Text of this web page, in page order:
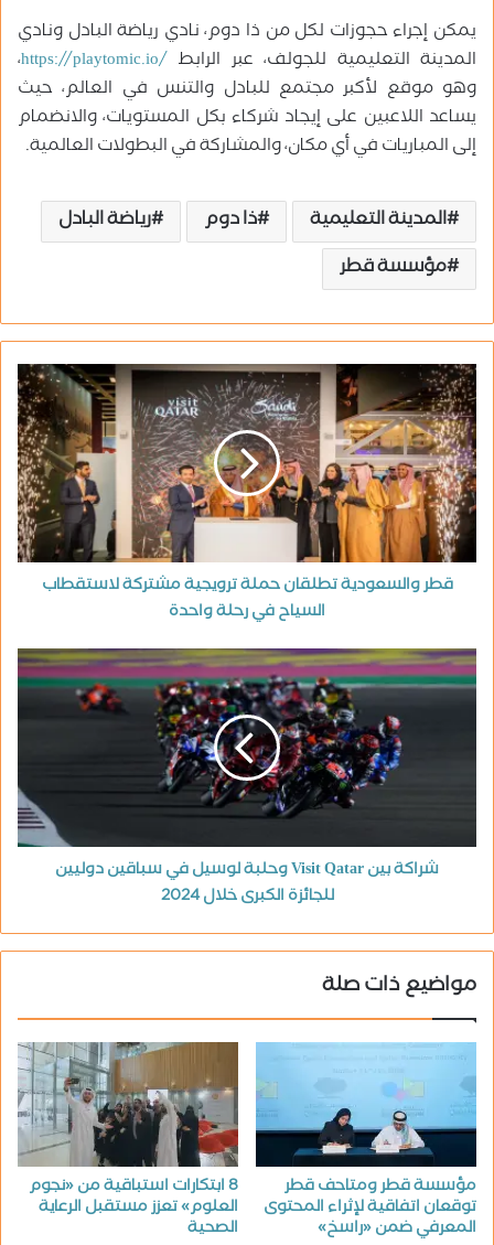
يمكن إجراء حجوزات لكل من ذا دوم، نادي رياضة البادل ونادي
المدينة التعليمية للجولف، عبر الرابط https://playtomic.io/،
وهو موقع لأكبر مجتمع للبادل والتنس في العالم، حيث
يساعد اللاعبين على إيجاد شركاء بكل المستويات، والانضمام
إلى المباريات في أي مكان، والمشاركة في البطولات العالمية.
المدينة التعليمية ذا دوم
رياضة البادل
مؤسسة قطر
قطر والسعودية تطلقان حملة ترويجية مشتركة لاستقطاب
السياح في رحلة واحدة
شراكة بين Visit Qatar وحلبة لوسيل في سباقين دوليين
للجائزة الكبرى خلال 2024
مواضيع ذات صلة
مؤسسة قطر ومتاحف قطر
توقعان اتفاقية لإثراء المحتوى
المعرفي ضمن «راسخ»
8 ابتكارات استباقية من «نجوم
العلوم» تعزز مستقبل الرعاية
الصحية